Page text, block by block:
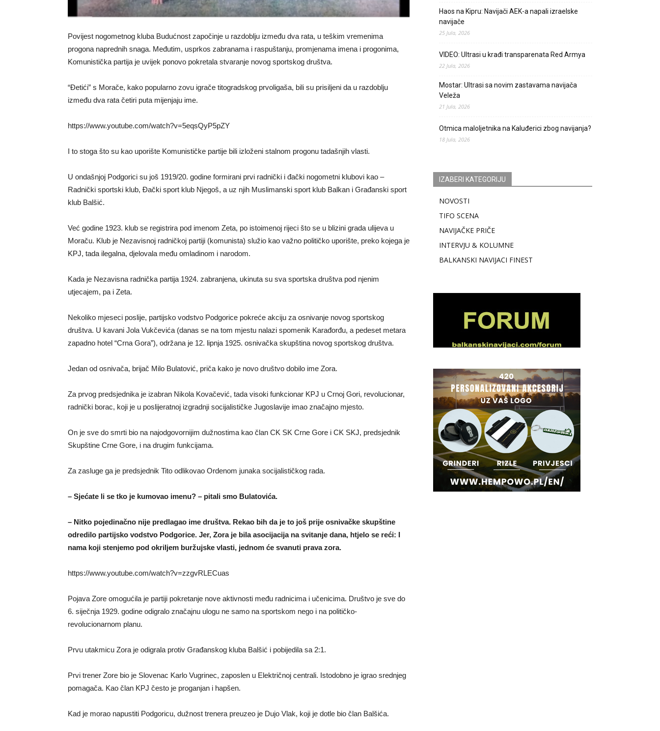
Povijest nogometnog kluba Budućnost započinje u razdoblju između dva rata, u teškim vremenima
progona naprednih snaga. Međutim, usprkos zabranama i raspuštanju, promjenama imena i progonima,
Komunistička partija je uvijek ponovo pokretala stvaranje novog sportskog društva.
“Đetići” s Morače, kako popularno zovu igrače titogradskog prvoligaša, bili su prisiljeni da u razdoblju
između dva rata četiri puta mijenjaju ime.
https://www.youtube.com/watch?v=5eqsQyP5pZY
I to stoga što su kao uporište Komunističke partije bili izloženi stalnom progonu tadašnjih vlasti.
U ondašnjoj Podgorici su još 1919/20. godine formirani prvi radnički i đački nogometni klubovi kao –
Radnički sportski klub, Đački sport klub Njegoš, a uz njih Muslimanski sport klub Balkan i Građanski sport
klub Balšić.
Već godine 1923. klub se registrira pod imenom Zeta, po istoimenoj rijeci što se u blizini grada ulijeva u
Moraču. Klub je Nezavisnoj radničkoj partiji (komunista) služio kao važno političko uporište, preko kojega je
KPJ, tada ilegalna, djelovala među omladinom i narodom.
Kada je Nezavisna radnička partija 1924. zabranjena, ukinuta su sva sportska društva pod njenim
utjecajem, pa i Zeta.
Nekoliko mjeseci poslije, partijsko vodstvo Podgorice pokreće akciju za osnivanje novog sportskog
društva. U kavani Jola Vukčevića (danas se na tom mjestu nalazi spomenik Karađorđu, a pedeset metara
zapadno hotel “Crna Gora”), održana je 12. lipnja 1925. osnivačka skupština novog sportskog društva.
Jedan od osnivača, brijač Milo Bulatović, priča kako je novo društvo dobilo ime Zora.
Za prvog predsjednika je izabran Nikola Kovačević, tada visoki funkcionar KPJ u Crnoj Gori, revolucionar,
radnički borac, koji je u poslijeratnoj izgradnji socijalističke Jugoslavije imao značajno mjesto.
On je sve do smrti bio na najodgovornijim dužnostima kao član CK SK Crne Gore i CK SKJ, predsjednik
Skupštine Crne Gore, i na drugim funkcijama.
Za zasluge ga je predsjednik Tito odlikovao Ordenom junaka socijalističkog rada.
– Sjećate li se tko je kumovao imenu? – pitali smo Bulatovića.
– Nitko pojedinačno nije predlagao ime društva. Rekao bih da je to još prije osnivačke skupštine
odredilo partijsko vodstvo Podgorice. Jer, Zora je bila asocijacija na svitanje dana, htjelo se reći: I
nama koji stenjemo pod okriljem buržujske vlasti, jednom će svanuti prava zora.
https://www.youtube.com/watch?v=zzgvRLECuas
Pojava Zore omogućila je partiji pokretanje nove aktivnosti među radnicima i učenicima. Društvo je sve do
6. siječnja 1929. godine odigralo značajnu ulogu ne samo na sportskom nego i na političko-
revolucionarnom planu.
Prvu utakmicu Zora je odigrala protiv Građanskog kluba Balšić i pobijedila sa 2:1.
Prvi trener Zore bio je Slovenac Karlo Vugrinec, zaposlen u Električnoj centrali. Istodobno je igrao srednjeg
pomagača. Kao član KPJ često je proganjan i hapšen.
Kad je morao napustiti Podgoricu, dužnost trenera preuzeo je Dujo Vlak, koji je dotle bio član Balšića.
Haos na Kipru: Navijači AEK-a napali izraelske
navijače
25 Jula, 2026
VIDEO: Ultrasi u krađi transparenata Red Armya
22 Jula, 2026
Mostar: Ultrasi sa novim zastavama navijača
Veleža
21 Jula, 2026
Otmica maloljetnika na Kaluđerici zbog navijanja?
18 Jula, 2026
IZABERI KATEGORIJU
NOVOSTI
TIFO SCENA
NAVIJAČKE PRIČE
INTERVJU & KOLUMNE
BALKANSKI NAVIJACI FINEST